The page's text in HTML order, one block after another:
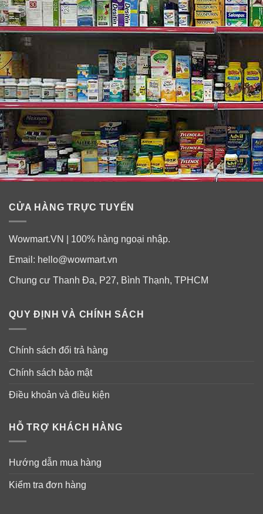
CỬA HÀNG TRỰC TUYẾN
Wowmart.VN | 100% hàng ngoại nhập.
Email: hello@wowmart.vn
Chung cư Thanh Đa, P27, Bình Thạnh, TPHCM
QUY ĐỊNH VÀ CHÍNH SÁCH
Chính sách đổi trả hàng
Chính sách bảo mật
Điều khoản và điều kiện
HỖ TRỢ KHÁCH HÀNG
Hướng dẫn mua hàng
Kiểm tra đơn hàng